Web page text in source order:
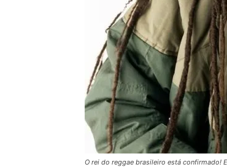
O rei do reggae brasileiro está confirmado!